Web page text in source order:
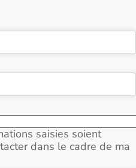
saisies soient
dans le cadre de ma